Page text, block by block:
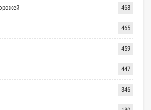
468
465
459
447
346